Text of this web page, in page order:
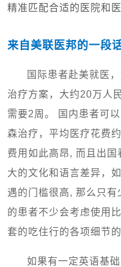
精准匹配合适的医院和医
来自美联医邦的一段
国际患者赴美就医
治疗方案，大约20万人
需要2周。 国内患者可
森治疗，平均医疗花费约
费用如此高昂, 而且出
大的文化和语言差异，
遇的门槛很高, 那么只有
的患者不少会考虑使用
套的吃住行的各项细节
如果有一定英语基